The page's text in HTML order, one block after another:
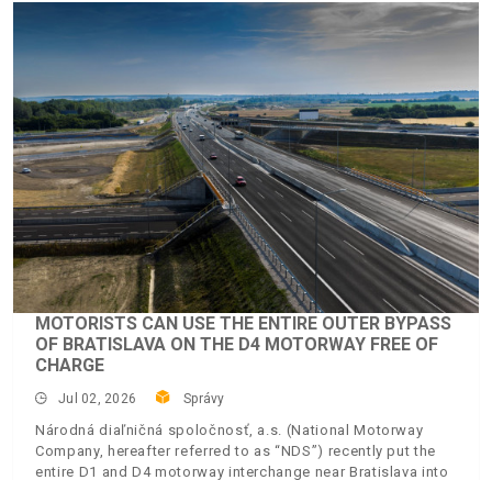
MOTORISTS CAN USE THE ENTIRE OUTER BYPASS
OF BRATISLAVA ON THE D4 MOTORWAY FREE OF
CHARGE
Jul 02, 2026 Správy
Národná diaľničná spoločnosť, a.s. (National Motorway
Company, hereafter referred to as “NDS”) recently put the
entire D1 and D4 motorway interchange near Bratislava into